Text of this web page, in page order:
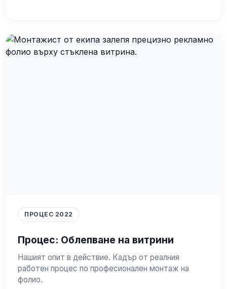
ПРОЦЕС 2022
Процес: Облепване на витрини
Нашият опит в действие. Кадър от реалния
работен процес по професионален монтаж на
фолио.